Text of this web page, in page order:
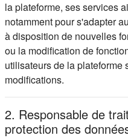
la plateforme, ses services
notamment pour s'adapter
à disposition de nouvelles
ou la modification de
utilisateurs de la plateforme
modifications.
2. Responsable de
protection des